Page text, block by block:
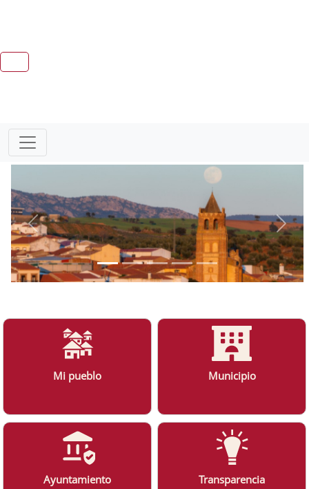
Mi pueblo Municipio
Ayuntamiento Transparencia